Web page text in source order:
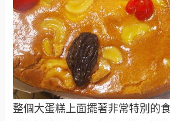
整個大蛋糕上面擺著非常特別的